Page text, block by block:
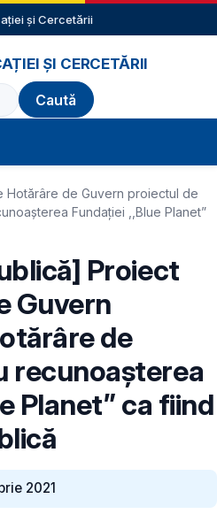
și Cercetării
ȘI CERCETĂRII
Hotărâre de Guvern proiectul de
Fundației ,,Blue Planet”
Proiect
Guvern
de
recunoaşterea
Planet” ca fiind
2021